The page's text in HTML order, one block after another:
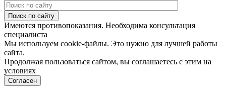
Поиск по сайту
Имеются противопоказания. Необходима консультация
специалиста
Мы используем cookie-файлы. Это нужно для лучшей работы
сайта.
Продолжая пользоваться сайтом, вы соглашаетесь с этим на
условиях
Согласен